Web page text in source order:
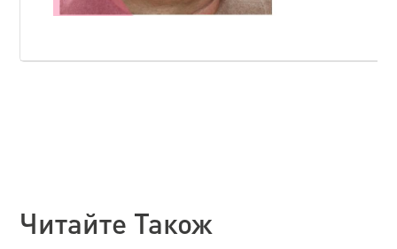
Читайте Також